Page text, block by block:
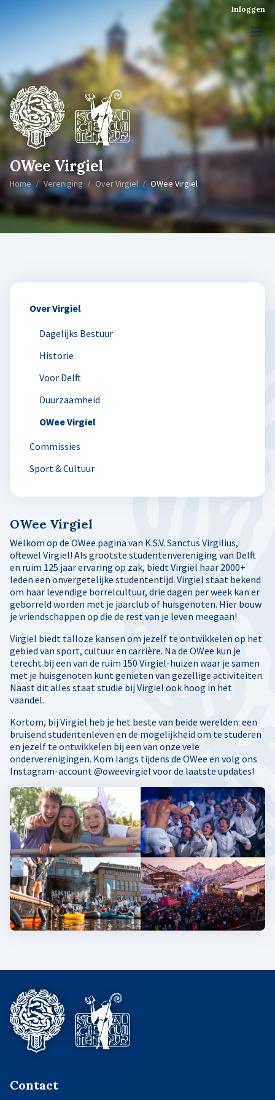
Inloggen
OWee Virgiel
Home Vereniging Over Virgiel OWee Virgiel
Over Virgiel
Dagelijks Bestuur
Historie
Voor Delft
Duurzaamheid
OWee Virgiel
Commissies
Sport & Cultuur
OWee Virgiel
Welkom op de OWee pagina van K.S.V. Sanctus Virgilius,
oftewel Virgiel! Als grootste studentenvereniging van Delft
en ruim 125 jaar ervaring op zak, biedt Virgiel haar 2000+
leden een onvergetelijke studententijd. Virgiel staat bekend
om haar levendige borrelcultuur, drie dagen per week kan er
geborreld worden met je jaarclub of huisgenoten. Hier bouw
je vriendschappen op die de rest van je leven meegaan!
Virgiel biedt talloze kansen om jezelf te ontwikkelen op het
gebied van sport, cultuur en carrière. Na de OWee kun je
terecht bij een van de ruim 150 Virgiel-huizen waar je samen
met je huisgenoten kunt genieten van gezellige activiteiten.
Naast dit alles staat studie bij Virgiel ook hoog in het
vaandel.
Kortom, bij Virgiel heb je het beste van beide werelden: een
bruisend studentenleven en de mogelijkheid om te studeren
en jezelf te ontwikkelen bij een van onze vele
onderverenigingen. Kom langs tijdens de OWee en volg ons
Instagram-account @oweevirgiel voor de laatste updates!
Contact